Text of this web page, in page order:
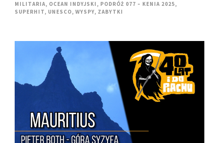
MILITARIA, OCEAN INDYJSKI , PODRÓŻ 077 – KENIA 2025,
SUPERHIT, UNESCO, WYSPY, ZABYTKI